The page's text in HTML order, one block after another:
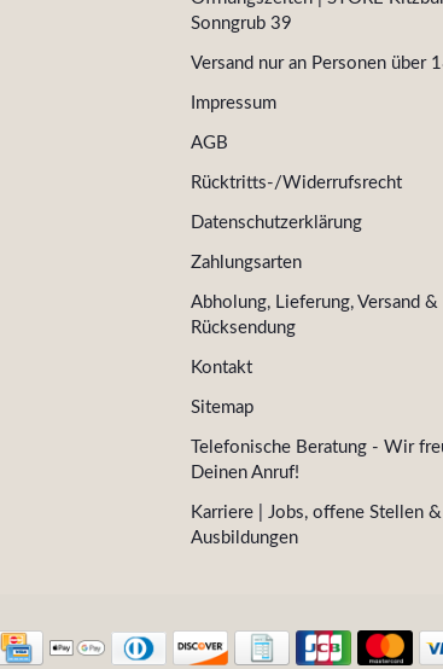
Sonngrub 39
Versand nur an Personen über
Impressum
AGB
Rücktritts-/Widerrufsrecht
Datenschutzerklärung
Zahlungsarten
Abholung, Lieferung, Versand &
Rücksendung
Kontakt
Sitemap
Telefonische Beratung - Wir
Deinen Anruf!
Karriere | Jobs, offene Stellen &
Ausbildungen